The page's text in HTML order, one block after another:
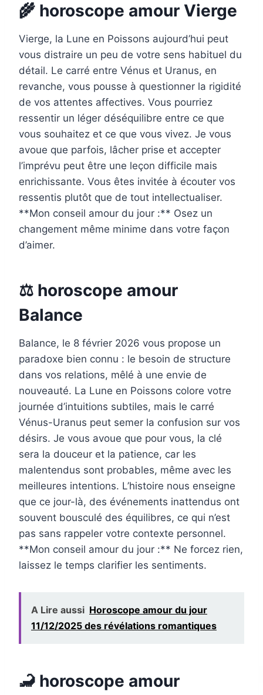
🌾 horoscope amour Vierge
Vierge, la Lune en Poissons aujourd’hui peut
vous distraire un peu de votre sens habituel du
détail. Le carré entre Vénus et Uranus, en
revanche, vous pousse à questionner la rigidité
de vos attentes affectives. Vous pourriez
ressentir un léger déséquilibre entre ce que
vous souhaitez et ce que vous vivez. Je vous
avoue que parfois, lâcher prise et accepter
l’imprévu peut être une leçon difficile mais
enrichissante. Vous êtes invitée à écouter vos
ressentis plutôt que de tout intellectualiser.
**Mon conseil amour du jour :** Osez un
changement même minime dans votre façon
d’aimer.
⚖️ horoscope amour
Balance
Balance, le 8 février 2026 vous propose un
paradoxe bien connu : le besoin de structure
dans vos relations, mêlé à une envie de
nouveauté. La Lune en Poissons colore votre
journée d’intuitions subtiles, mais le carré
Vénus-Uranus peut semer la confusion sur vos
désirs. Je vous avoue que pour vous, la clé
sera la douceur et la patience, car les
malentendus sont probables, même avec les
meilleures intentions. L’histoire nous enseigne
que ce jour-là, des événements inattendus ont
souvent bousculé des équilibres, ce qui n’est
pas sans rappeler votre contexte personnel.
**Mon conseil amour du jour :** Ne forcez rien,
laissez le temps clarifier les sentiments.
A Lire aussi Horoscope amour du jour
11/12/2025 des révélations romantiques
🦂 horoscope amour